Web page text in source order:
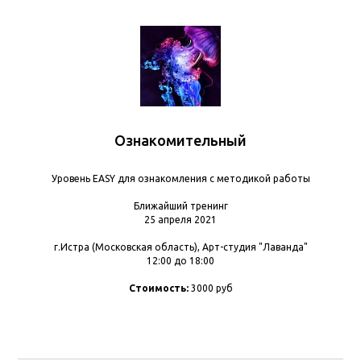
Ознакомительный
Уровень EASY для ознакомления с методикой работы
Ближайший тренинг
25 апреля 2021
г.Истра (Московская область), Арт-студия "Лаванда"
12:00 до 18:00
Стоимость: 3000 руб
2026. Все права защищены
Сведения об образовательной организации
Лицензия Л035−1 298−77−1 229 652
от 31.05.2024 выданная Департаментом
образования и науки города Москвы